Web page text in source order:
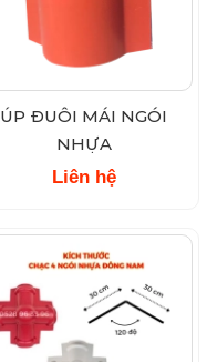
ÚP ĐUÔI MÁI NGÓI
NHỰA
Liên hệ